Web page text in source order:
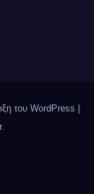
του WordPress
.